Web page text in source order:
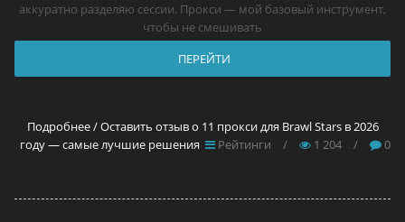
аккуратно разделяю сессии. Прокси — мой базовый инструмент,
чтобы не смешивать
ПЕРЕЙТИ
Подробнее / Оставить отзыв о 11 прокси для Brawl Stars в 2026
году — самые лучшие решения
Рейтинги / 1 204 / 0